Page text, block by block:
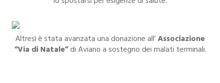
Altresì è stata avanzata una donazione all’Associazione
“Via di Natale”di Aviano a sostegno dei malati terminali.